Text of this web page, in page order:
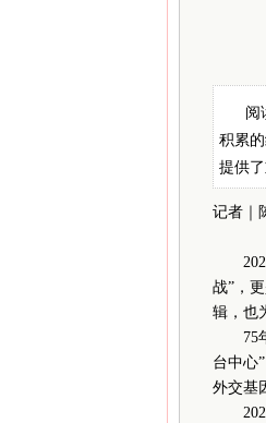
阅
积累
提供了
记者
战”，
辑，也
75年
台中心
外交基
2025